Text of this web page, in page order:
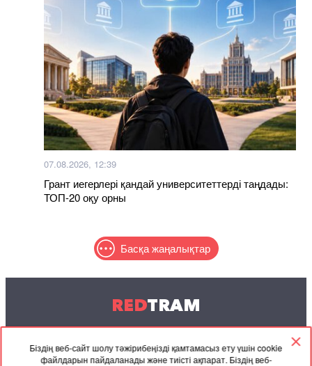
Біздің веб-сайт шолу тәжірибеңізді қамтамасыз ету үшін cookie
файлдарын пайдаланады және тиісті ақпарат. Біздің веб-
07.08.2026, 12:39
Грант иегерлері қандай университеттерді таңдады:
ТОП-20 оқу орны
Басқа жаңалықтар
REDTRAM
© 2004-2026 Redtram, Ltd.